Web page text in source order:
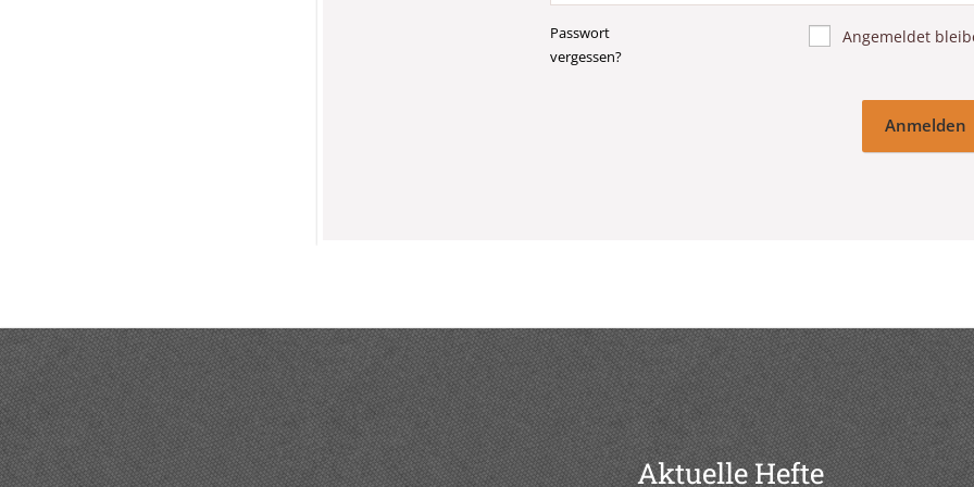
Passwort
vergessen?
Angemeldet
Anmelden
Aktuelle Hefte